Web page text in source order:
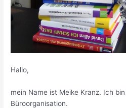
Hallo,
mein Name ist Meike Kranz. Ich
Büroorganisation.